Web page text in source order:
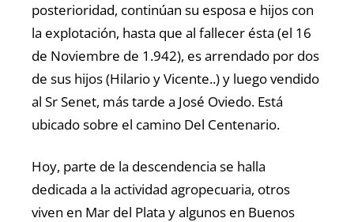
posterioridad, continúan su esposa e hijos con
la explotación, hasta que al fallecer ésta (el 16
de Noviembre de 1.942), es arrendado por dos
de sus hijos (Hilario y Vicente..) y luego vendido
al Sr Senet, más tarde a José Oviedo. Está
ubicado sobre el camino Del Centenario.
Hoy, parte de la descendencia se halla
dedicada a la actividad agropecuaria, otros
viven en Mar del Plata y algunos en Buenos